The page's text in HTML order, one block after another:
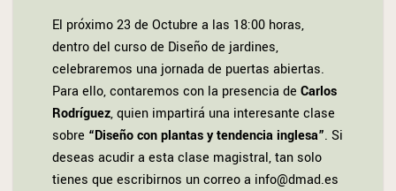
El próximo 23 de Octubre a las 18:00 horas,
dentro del curso de Diseño de jardines,
celebraremos una jornada de puertas abiertas.
Para ello, contaremos con la presencia de Carlos
Rodríguez, quien impartirá una interesante clase
sobre “Diseño con plantas y tendencia inglesa”. Si
deseas acudir a esta clase magistral, tan solo
tienes que escribirnos un correo a info@dmad.es